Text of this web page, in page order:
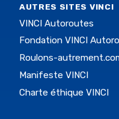
AUTRES SITES VINCI
VINCI Autoroutes
Fondation VINCI
Roulons-
Manifeste VINCI
Charte éthique VINCI